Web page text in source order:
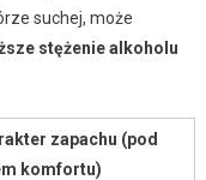
suchej, może
stężenie alkoholu
zapachu (pod
komfortu)